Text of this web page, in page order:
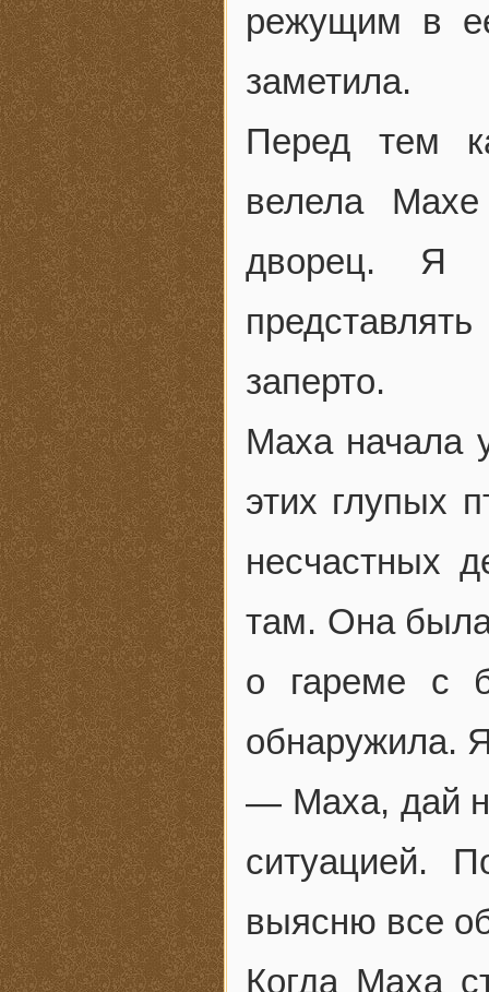
режущим в
заметила.
Перед тем
велела
дворец. Я
заперто.
Маха начала
этих глупых
несчастных
там. Она
о гареме с
обнаружила.
— Маха, дай
ситуацией.
выясню все
Когда Маха